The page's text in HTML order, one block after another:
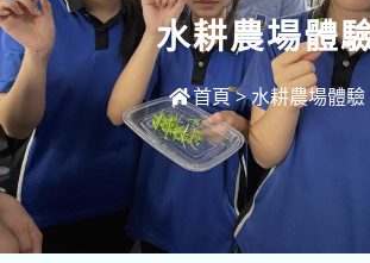
水耕農場體
首頁>水耕農場體驗